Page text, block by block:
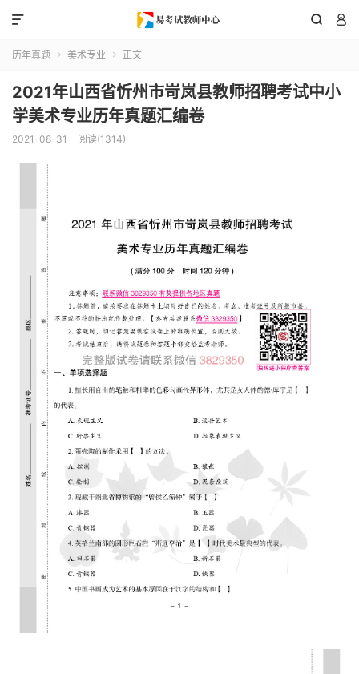
 

历年真题  美术专业  正文
2021年山西省忻州市岢岚县教师招聘考试中小
学美术专业历年真题汇编卷
2021-08-31 阅读(1314)